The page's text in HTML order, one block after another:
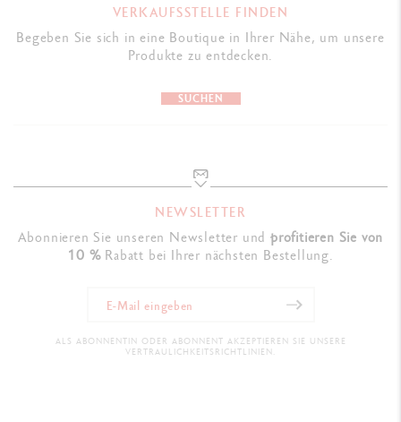
VERKAUFSSTELLE FINDEN
Begeben Sie sich in eine Boutique in Ihrer Nähe, um unsere
Produkte zu entdecken.
SUCHEN
NEWSLETTER
Abonnieren Sie unseren Newsletter undprofitieren Sie von
10 %Rabatt bei Ihrer nächsten Bestellung.
ALS ABONNENTIN ODER ABONNENT AKZEPTIEREN SIE UNSERE
VERTRAULICHKEITSRICHTLINIEN.